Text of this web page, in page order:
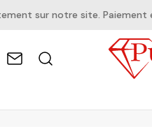
sur notre site. Paiement